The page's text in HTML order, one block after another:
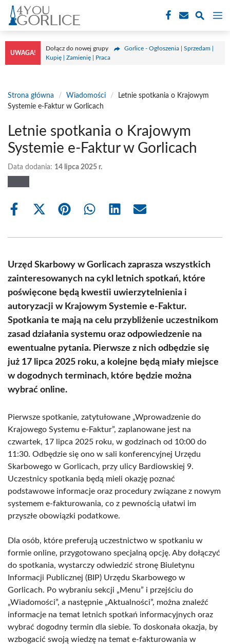
Przejdź
treści
UWAGA!
Dołącz do nowej grupy
Gorlice - Ogłoszenia | Sprzedam |
Kupię | Zamienię | Praca
Strona główna / Wiadomości /
Letnie spotkania o Krajowym
Systemie e-Faktur w Gorlicach
Letnie spotkania o Krajowym
Systemie e-Faktur w Gorlicach
Data dodania: 14 lipca 2025 r.
Share
Share
(Twitter)
Share Share Share Share
Urzęd Skarbowy w Gorlicach zaprasza wszystkich
zainteresowanych na cykl letnich spotkań, które
poświęcone będą kwestii uwierzytelnienia i
autoryzacji w Krajowym Systemie e-Faktur.
Spotkania te mają na celu przybliżenie uczestnikom
zasad działania systemu oraz odpowiedzenie na
ewentualne pytania. Pierwsze z nich odbędzie się
już 17 lipca 2025 roku, a kolejne będą miały miejsce
w dogodnych terminach, które będzie można
wybrać online.
Pierwsze spotkanie, zatytułowane „Wprowadzenie do
Krajowego Systemu e-Faktur”, zaplanowane jest na
czwartek, 17 lipca 2025 roku, w godzinach od 10:00 do
11:30. Odbędzie się ono w sali konferencyjnej Urzędu
Skarbowego w Gorlicach, przy ulicy Bardiowskiej 9.
Uczestnicy spotkania będą mieli okazję poznać
podstawowe informacje oraz procedury związane z nowym
systemem e-fakturowania, co z pewnością ułatwi im
przyszłe obowiązki podatkowe.
Dla osób, które preferują uczestnictwo w spotkaniu w
formie online, przygotowano specjalną opcję. Aby dołączyć
do spotkania, wystarczy odwiedzić stronę Biuletynu
Informacji Publicznej (BIP) Urzędu Skarbowego w
Gorlicach. Po wybraniu sekcji „Menu” i przejściu do
„Wiadomości”, a następnie „Aktualności”, można znaleźć
informacje na temat letnich spotkań informacyjnych oraz
wybrać dogodny termin dla siebie. To doskonała okazja, by
wzbogacić swoją wiedzę na temat e-fakturowania w